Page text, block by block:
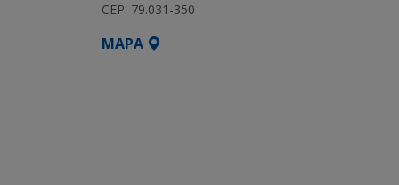
CEP: 79.031-350
MAPA